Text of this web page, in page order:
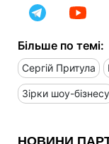
Більше по темі:
Сергій Притула
Зірки шоу-бізнесу